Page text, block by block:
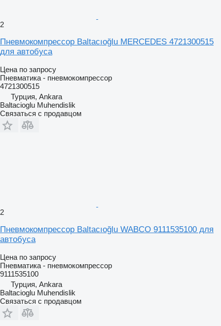
2
Пневмокомпрессор Baltacıoğlu MERCEDES 4721300515
для автобуса
Цена по запросу
Пневматика - пневмокомпрессор
4721300515
Турция, Ankara
Baltacioglu Muhendislik
Связаться с продавцом
2
Пневмокомпрессор Baltacıoğlu WABCO 9111535100 для
автобуса
Цена по запросу
Пневматика - пневмокомпрессор
9111535100
Турция, Ankara
Baltacioglu Muhendislik
Связаться с продавцом